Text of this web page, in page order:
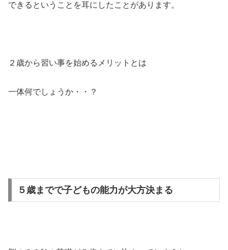
できるということを耳にしたことがあります。
２歳から習い事を始めるメリットとは
一体何でしょうか・・？
５歳までで子どもの能力が大方決まる